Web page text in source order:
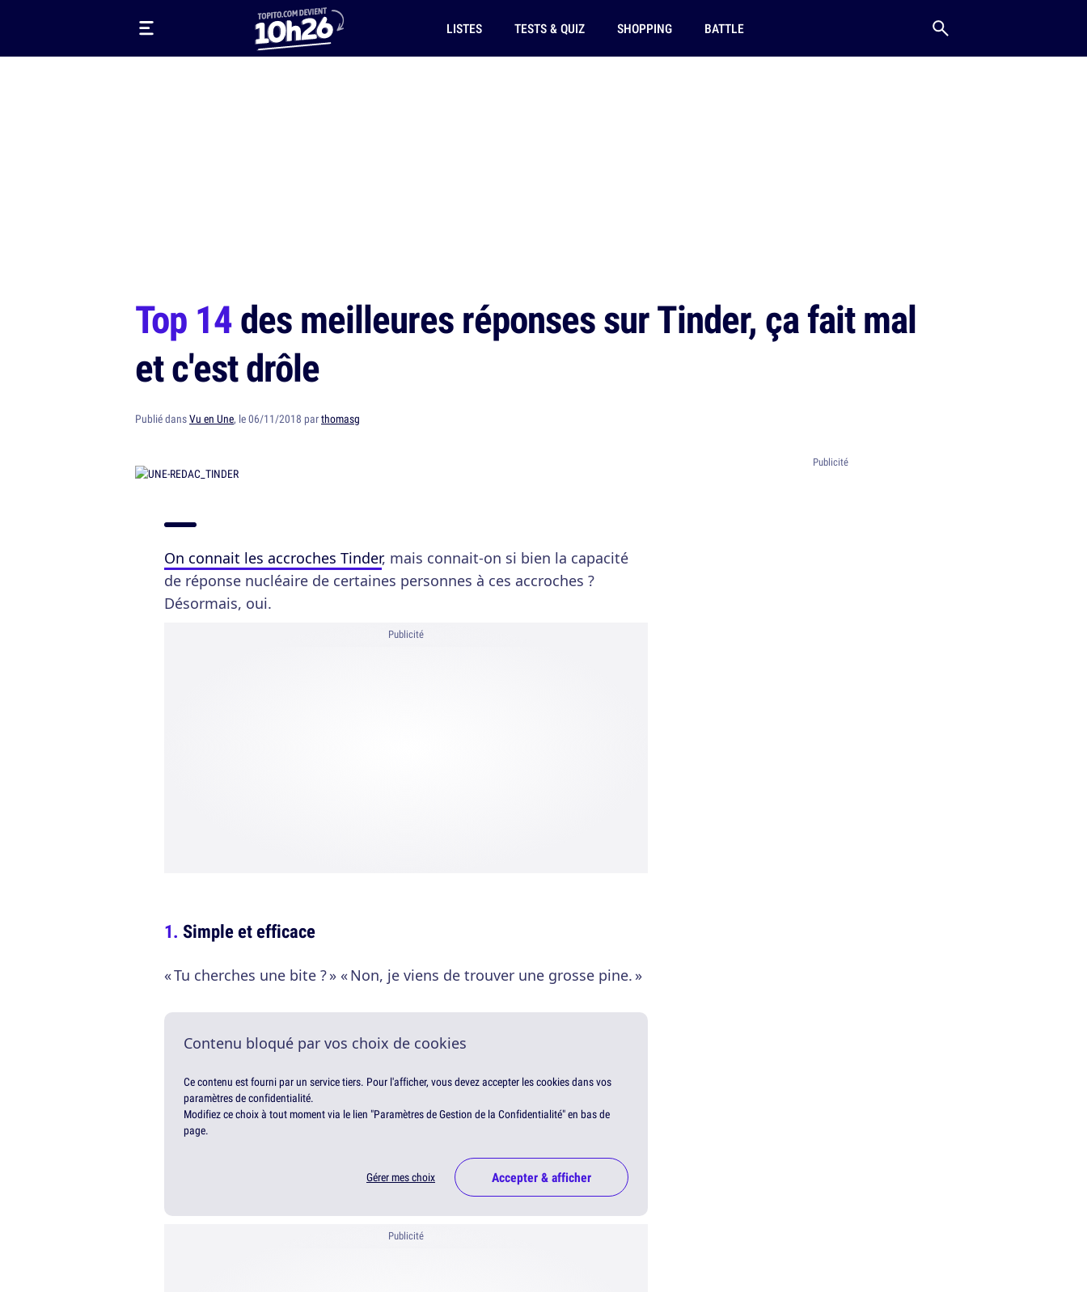
LISTES TESTS & QUIZ SHOPPING BATTLE
Top 14des meilleures réponses sur Tinder, ça fait mal
et c'est drôle
Publié dansVu en Une, le 06/11/2018 parthomasg
On connait les accroches Tinder, mais connait-on si bien la capacité
de réponse nucléaire de certaines personnes à ces accroches ?
Désormais, oui.
Publicité
Simple et efficace
« Tu cherches une bite ? » « Non, je viens de trouver une grosse pine. »
Contenu bloqué par vos choix de cookies
Ce contenu est fourni par un service tiers. Pour l'afficher, vous devez accepter les cookies dans vos
paramètres de confidentialité.
Modifiez ce choix à tout moment via le lien "Paramètres de Gestion de la Confidentialité" en bas de
page.
Gérer mes choix Accepter & afficher
Publicité